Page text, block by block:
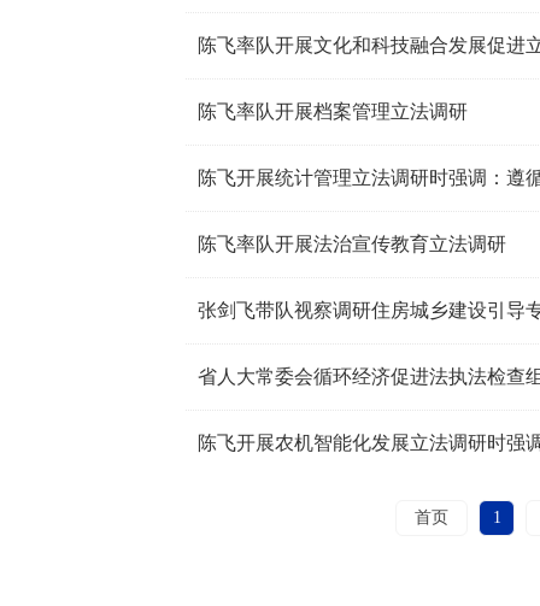
陈飞率队开展文化和科技融合发展促进
陈飞率队开展档案管理立法调研
陈飞率队开展法治宣传教育立法调研
张剑飞带队视察调研住房城乡建设引导
省人大常委会循环经济促进法执法检查
首页 1